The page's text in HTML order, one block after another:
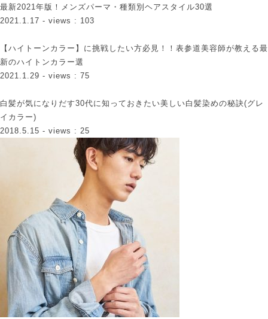
最新2021年版！メンズパーマ・種類別ヘアスタイル30選
2021.1.17 - views : 103
【ハイトーンカラー】に挑戦したい方必見！！表参道美容師が教える最
新のハイトンカラー選
2021.1.29 - views : 75
白髪が気になりだす30代に知っておきたい美しい白髪染めの秘訣(グレ
イカラー)
2018.5.15 - views : 25